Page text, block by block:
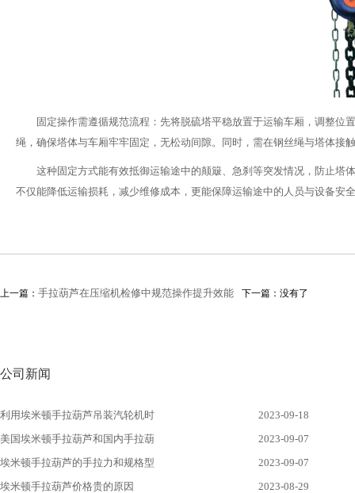
固定操作需遵循规范流程：先将脱硫塔平稳放置于运输车厢，调整
绳，确保塔体与车厢牢牢固定，无松动间隙。同时，需在钢丝绳与塔体接
这种固定方式能有效抵御运输途中的颠簸、急刹等突发情况，防止塔
不仅能降低运输损耗，减少维修成本，更能保障运输途中的人员与设备安
上一篇： 手拉葫芦在压缩机检修中规范操作提升效能 下一篇：没有了
公司新闻
利用埃米顿手拉葫芦吊装汽轮机时
2023-09-18
美国埃米顿手拉葫芦和国内手拉葫
2023-09-07
埃米顿手拉葫芦的手拉力和规格型
2023-09-07
埃米顿手拉葫芦价格贵的原因
2023-08-29